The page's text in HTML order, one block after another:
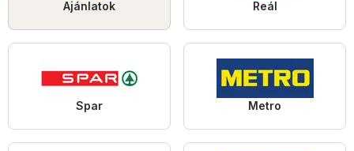
Ajánlatok Reál
Spar Metro